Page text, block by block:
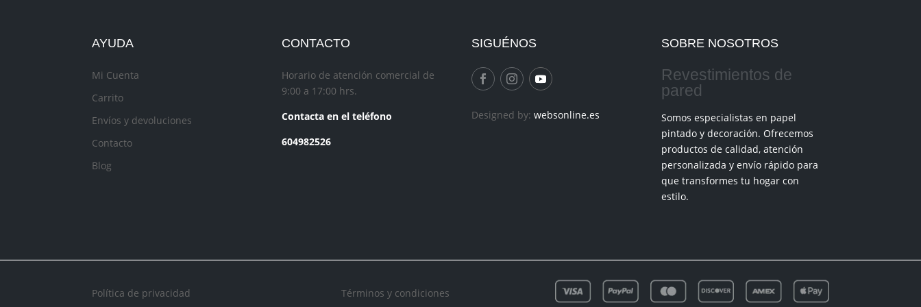
AYUDA
Mi Cuenta
Carrito
Envíos y devoluciones
Contacto
Blog
CONTACTO
Horario de atención comercial de
9:00 a 17:00 hrs.
Contacta en el teléfono
604982526
SIGUÉNOS
Designed by:websonline.es
SOBRE NOSOTROS
Revestimientos de
pared
Somos especialistas en papel
pintado y decoración. Ofrecemos
productos de calidad, atención
personalizada y envío rápido para
que transformes tu hogar con
estilo.
Política de privacidad Términos y condiciones